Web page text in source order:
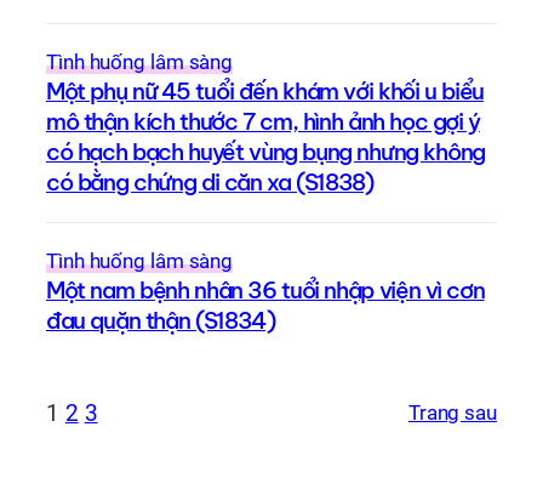
Tình huống lâm sàng
Một phụ nữ 45 tuổi đến khám với khối u biểu
mô thận kích thước 7 cm, hình ảnh học gợi ý
có hạch bạch huyết vùng bụng nhưng không
có bằng chứng di căn xa (S1838)
Tình huống lâm sàng
Một nam bệnh nhân 36 tuổi nhập viện vì cơn
đau quặn thận (S1834)
1 2 3 Trang sau